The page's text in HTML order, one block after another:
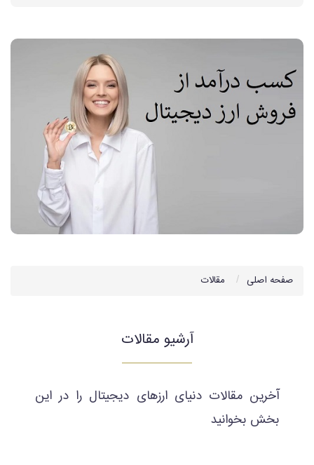
صفحه اصلی مقالات
آرشیو مقالات
آخرین مقالات دنیای ارزهای دیجیتال را در این
بخش بخوانید